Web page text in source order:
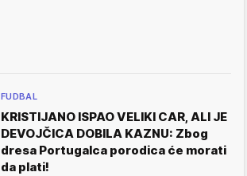
FUDBAL
KRISTIJANO ISPAO VELIKI CAR, ALI JE
DEVOJČICA DOBILA KAZNU: Zbog
dresa Portugalca porodica će morati
da plati!